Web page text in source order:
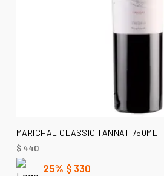
AÑADIR AL
MARICHAL CLASSIC TANNAT 750ML
$440
25% $ 330